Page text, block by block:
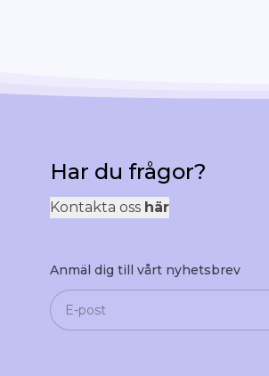
Har du frågor?
Kontakta oss här
Anmäl dig till vårt nyhetsbrev